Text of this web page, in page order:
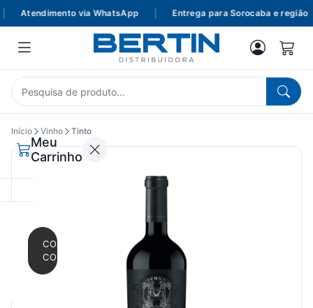
Atendimento via WhatsApp Entrega para Sorocaba e região
Meu
Carrinho
CONTINUAR
COMPRANDO
Início Vinho Tinto